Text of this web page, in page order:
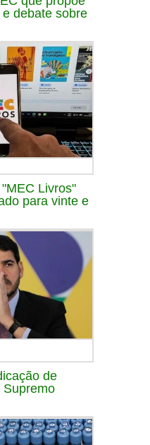
debate sobre
Livros"
para vinte e
de